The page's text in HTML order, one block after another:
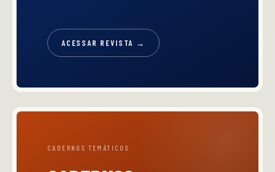
ACESSAR REVISTA →
CADERNOS TEMÁTICOS